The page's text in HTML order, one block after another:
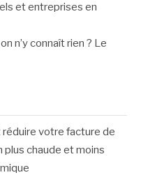
et entreprises en
n’y connaît rien ? Le
votre facture de
plus chaude et moins